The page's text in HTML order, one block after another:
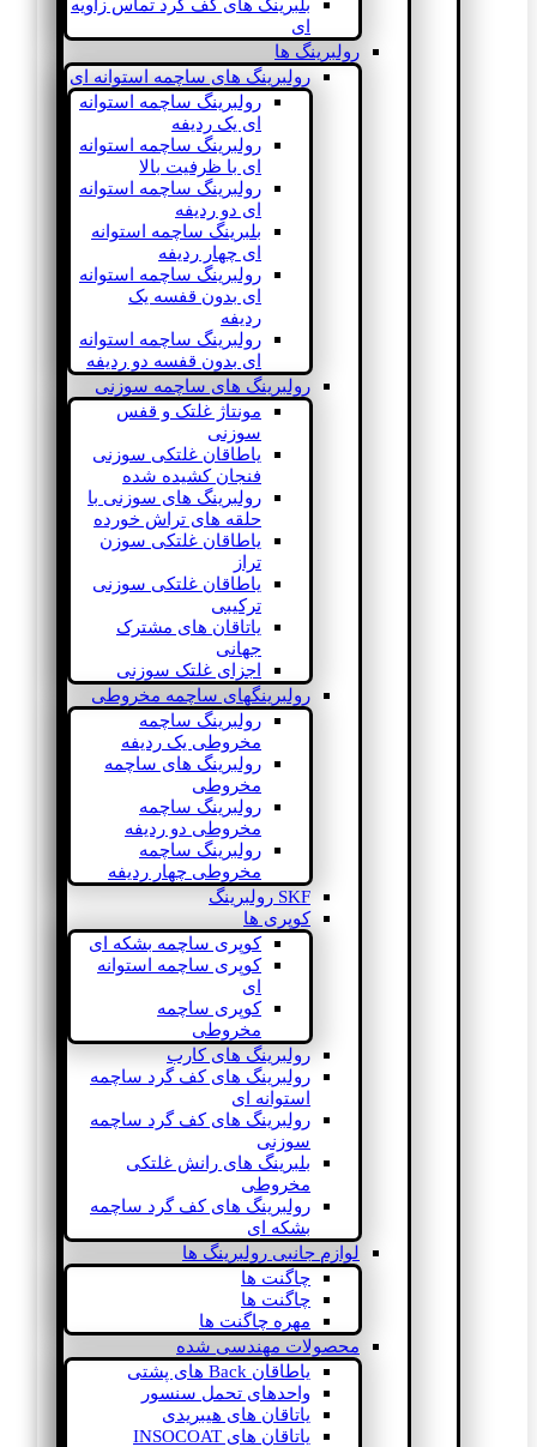
بلبرینگ های کف گرد تماس زاویه
ای
رولبرینگ ها
رولبرینگ های ساچمه استوانه ای
رولبرینگ ساچمه استوانه
ای یک ردیفه
رولبرینگ ساچمه استوانه
ای با ظرفیت بالا
رولبرینگ ساچمه استوانه
ای دو ردیفه
بلبرینگ ساچمه استوانه
ای چهار ردیفه
رولبرینگ ساچمه استوانه
ای بدون قفسه یک
ردیفه
رولبرینگ ساچمه استوانه
ای بدون قفسه دو ردیفه
رولبرینگ های ساچمه سوزنی
مونتاژ غلتک و قفس
سوزنی
یاطاقان غلتکی سوزنی
فنجان کشیده شده
رولبرینگ های سوزنی با
حلقه های تراش خورده
یاطاقان غلتکی سوزن
تراز
یاطاقان غلتکی سوزنی
ترکیبی
یاتاقان های مشترک
جهانی
اجزای غلتک سوزنی
رولبرینگهای ساچمه مخروطی
رولبرینگ ساچمه
مخروطی یک ردیفه
رولبرینگ های ساچمه
مخروطی
رولبرینگ ساچمه
مخروطی دو ردیفه
رولبرینگ ساچمه
مخروطی چهار ردیفه
SKF رولبرینگ
کوپری ها
کوپری ساچمه بشکه ای
کوپری ساچمه استوانه
ای
کوپری ساچمه
مخروطی
رولبرینگ های کارب
رولبرینگ های کف گرد ساچمه
استوانه ای
رولبرینگ های کف گرد ساچمه
سوزنی
بلبرینگ های رانش غلتکی
مخروطی
رولبرینگ های کف گرد ساچمه
بشکه ای
لوازم جانبی رولبرینگ ها
چاگنت ها
چاگنت ها
مهره چاگنت ها
محصولات مهندسی شده
یاطاقان Back های پشتی
واحدهای تحمل سنسور
یاتاقان های هیبریدی
یاتاقان های INSOCOAT